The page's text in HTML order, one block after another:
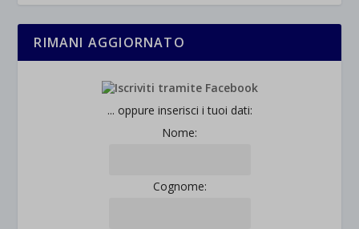
RIMANI AGGIORNATO
... oppure inserisci i tuoi dati:
Nome:
Cognome:
_ga_*
Mostra dettagli